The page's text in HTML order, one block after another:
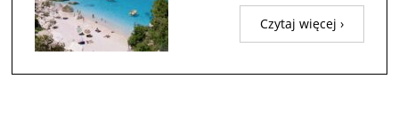
Czytaj więcej ›